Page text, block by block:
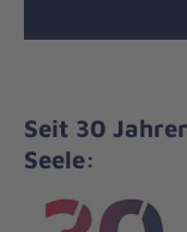
Seit 30
Seele: